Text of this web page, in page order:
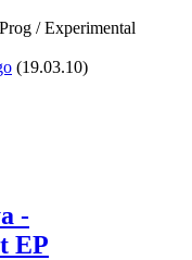
/ Experimental
(19.03.10)
-
EP